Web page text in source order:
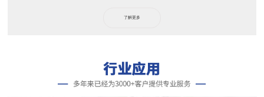
了解更多